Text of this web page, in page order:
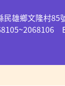
民雄鄉文隆村85